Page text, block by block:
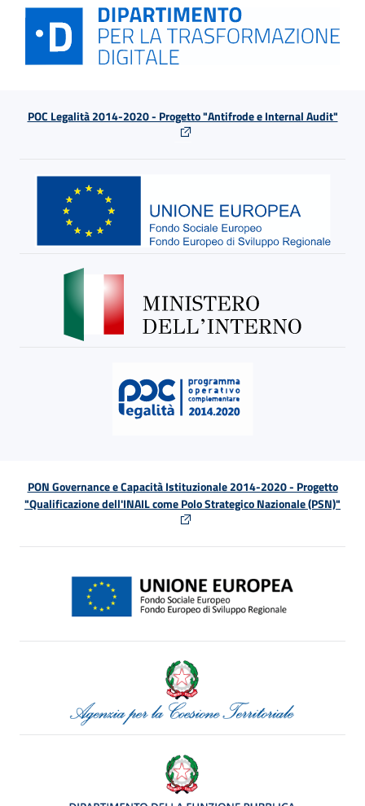
POC Legalità 2014-2020 - Progetto "Antifrode e Internal Audit"
PON Governance e Capacità Istituzionale 2014-2020 - Progetto
"Qualificazione dell'INAIL come Polo Strategico Nazionale (PSN)"